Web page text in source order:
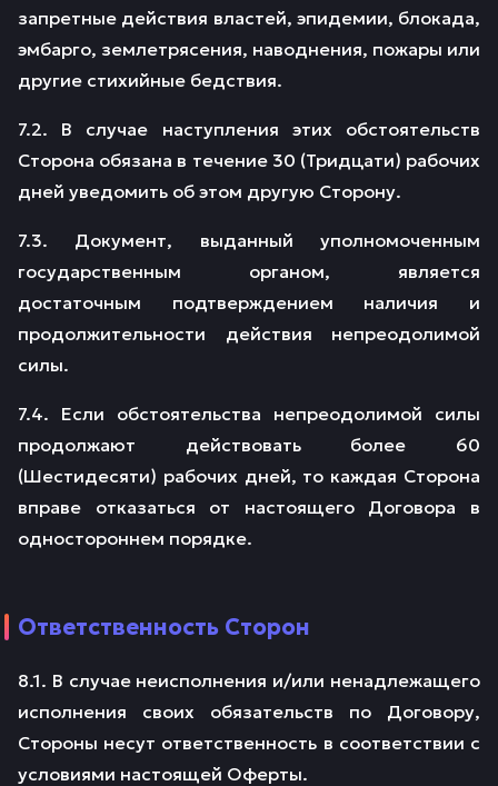
запретные действия властей, эпидемии, блокада,
эмбарго, землетрясения, наводнения, пожары или
другие стихийные бедствия.
7.2. В случае наступления этих обстоятельств
Сторона обязана в течение 30 (Тридцати) рабочих
дней уведомить об этом другую Сторону.
7.3. Документ, выданный уполномоченным
государственным органом, является
достаточным подтверждением наличия и
продолжительности действия непреодолимой
силы.
7.4. Если обстоятельства непреодолимой силы
продолжают действовать более 60
(Шестидесяти) рабочих дней, то каждая Сторона
вправе отказаться от настоящего Договора в
одностороннем порядке.
Ответственность Сторон
8.1. В случае неисполнения и/или ненадлежащего
исполнения своих обязательств по Договору,
Стороны несут ответственность в соответствии с
условиями настоящей Оферты.